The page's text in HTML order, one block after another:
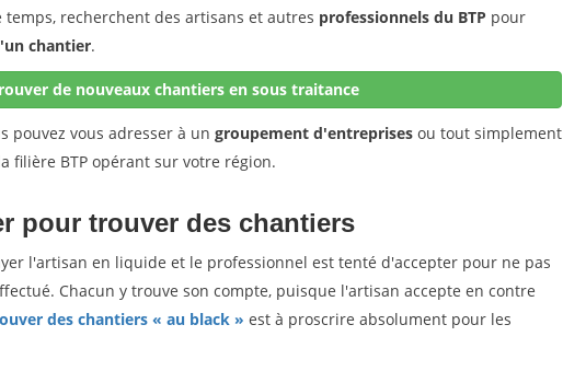
recherchent des artisans et autres professionnels du BTP pour
chantier.
de nouveaux chantiers en sous traitance
pouvez vous adresser à un groupement d'entreprises ou tout simplement
filière BTP opérant sur votre région.
pour trouver des chantiers
l'artisan en liquide et le professionnel est tenté d'accepter pour ne pas
Chacun y trouve son compte, puisque l'artisan accepte en contre
des chantiers « au black » est à proscrire absolument pour les